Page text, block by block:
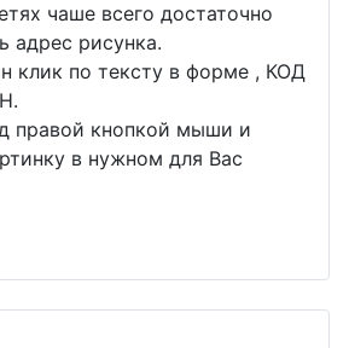
чаше всего достаточно
адрес рисунка.
клик по тексту в форме , КОД
правой кнопкой мыши и
в нужном для Вас